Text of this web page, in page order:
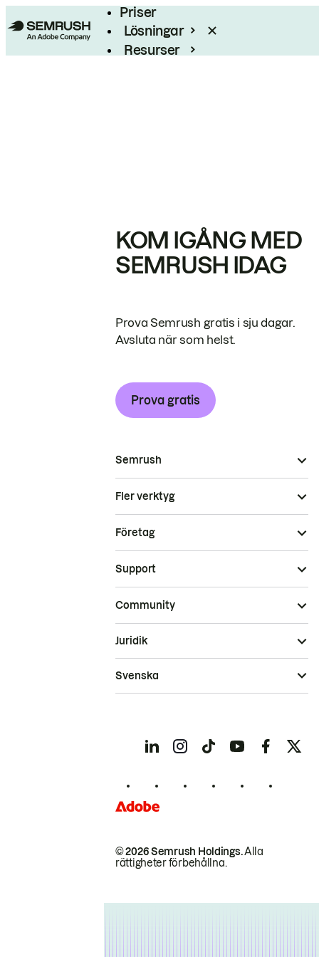
Priser
Lösningar
Resurser
KOM IGÅNG MED
SEMRUSH IDAG
Prova Semrush gratis i sju dagar.
Avsluta när som helst.
Prova gratis
Semrush
Fler verktyg
Företag
Support
Community
© 2026 Semrush Holdings.Alla
rättigheter förbehållna.
Juridik
Svenska